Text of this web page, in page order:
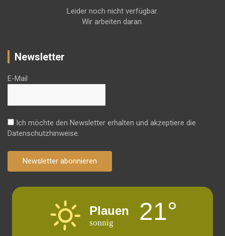
Leider noch nicht verfügbar.
Wir arbeiten daran.
Newsletter
E-Mail
Ich möchte den Newsletter erhalten und akzeptiere die
Datenschutzhinweise.
Newsletter abonnieren
Plauen
sonnig 21°